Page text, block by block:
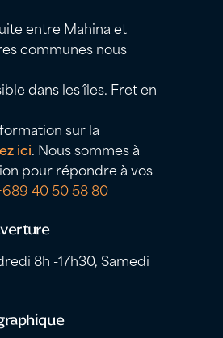
entre Mahina et
communes nous
dans les îles. Fret en
sur la
ici. Nous sommes à
pour répondre à vos
40 50 58 80
8h -17h30, Samedi